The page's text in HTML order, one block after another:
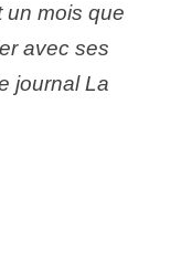
un mois que
avec ses
journal La